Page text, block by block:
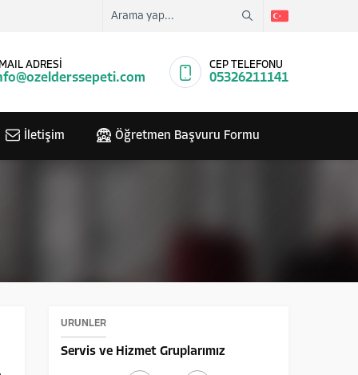
ADRESİ CEP TELEFONU
05326211141
İletişim Öğretmen Başvuru Formu
ÜRÜNLER
Servis ve Hizmet Gruplarımız